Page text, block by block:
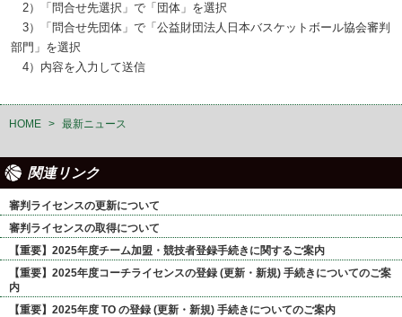
2）「問合せ先選択」で「団体」を選択
3）「問合せ先団体」で「公益財団法人日本バスケットボール協会審判
部門」を選択
4）内容を入力して送信
HOME > 最新ニュース
関連リンク
審判ライセンスの更新について
審判ライセンスの取得について
【重要】2025年度チーム加盟・競技者登録手続きに関するご案内
【重要】2025年度コーチライセンスの登録 (更新・新規) 手続きについてのご案
内
【重要】2025年度 TO の登録 (更新・新規) 手続きについてのご案内